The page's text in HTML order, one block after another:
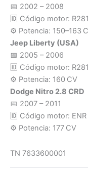
📅 2002 – 2008
🆔 Código motor:
⚙️ Potencia: 150–163
Jeep Liberty (USA)
📅 2005 – 2006
🆔 Código motor:
⚙️ Potencia: 160 CV
Dodge Nitro 2.8 CRD
📅 2007 – 2011
🆔 Código motor: ENR
⚙️ Potencia: 177 CV
TN 7633600001